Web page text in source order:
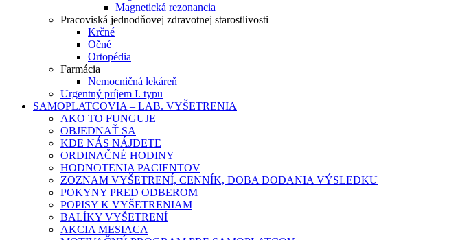
Magnetická rezonancia
Pracoviská jednodňovej zdravotnej starostlivosti
Krčné
Očné
Ortopédia
Farmácia
Nemocničná lekáreň
Urgentný príjem I. typu
SAMOPLATCOVIA – LAB. VYŠETRENIA
AKO TO FUNGUJE
OBJEDNAŤ SA
KDE NÁS NÁJDETE
ORDINAČNÉ HODINY
HODNOTENIA PACIENTOV
ZOZNAM VYŠETRENÍ, CENNÍK, DOBA DODANIA VÝSLEDKU
POKYNY PRED ODBEROM
POPISY K VYŠETRENIAM
BALÍKY VYŠETRENÍ
AKCIA MESIACA